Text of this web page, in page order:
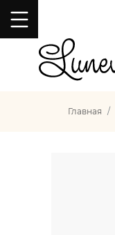
Главная